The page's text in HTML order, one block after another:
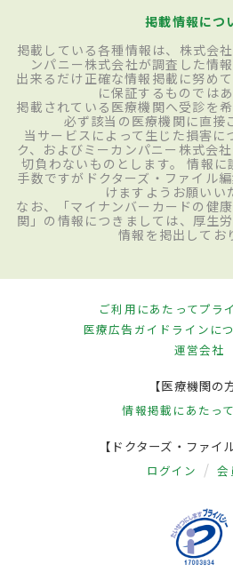
掲載情報につ
掲載している各種情報は、株式会
ンパニー株式会社が調査した情
出来るだけ正確な情報掲載に努め
に保証するものではあ
掲載されている医療機関へ受診を
必ず該当の医療機関に直接
当サービスによって生じた損害に
ク、およびミーカンパニー株式会
切負わないものとします。 情報
手数ですがドクターズ・ファイル
けますようお願いい
なお、「マイナンバーカードの健
関」の情報につきましては、厚生
情報を掲出してお
ご利用にあたってプラ
医療広告ガイドラインに
運営会社
【医療機関の
情報掲載にあたって
【ドクターズ・ファイ
ログイン 会